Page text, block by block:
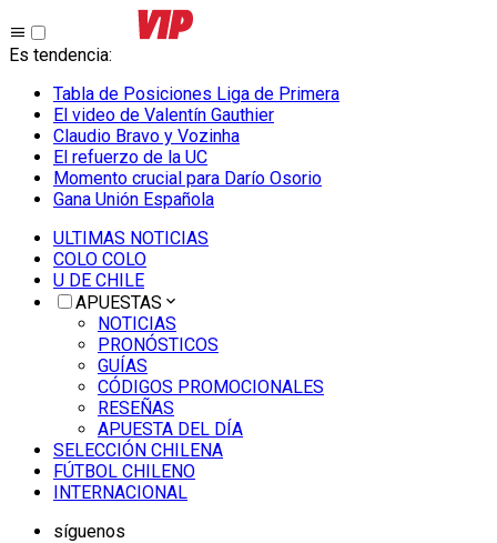
Es tendencia:
Tabla de Posiciones Liga de Primera
El video de Valentín Gauthier
Claudio Bravo y Vozinha
El refuerzo de la UC
Momento crucial para Darío Osorio
Gana Unión Española
ULTIMAS NOTICIAS
COLO COLO
U DE CHILE
APUESTAS
NOTICIAS
PRONÓSTICOS
GUÍAS
CÓDIGOS PROMOCIONALES
RESEÑAS
APUESTA DEL DÍA
SELECCIÓN CHILENA
FÚTBOL CHILENO
INTERNACIONAL
síguenos